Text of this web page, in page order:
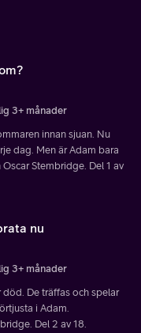
3+ månader
innan sjuan. Nu
dag. Men är Adam bara
Stembridge. Del 1 av
nu
3+ månader
De träffas och spelar
i Adam.
Del 2 av 18.